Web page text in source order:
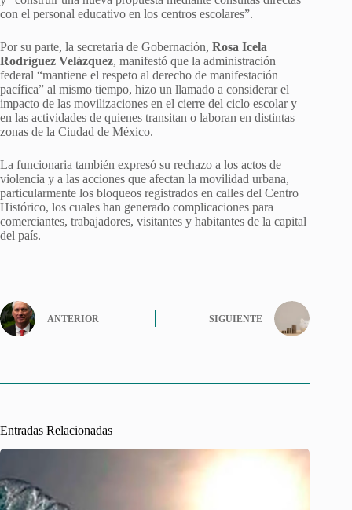
con el personal educativo en los centros escolares”.
Por su parte, la secretaria de Gobernación, Rosa Icela
Rodríguez Velázquez, manifestó que la administración
federal “mantiene el respeto al derecho de manifestación
pacífica” al mismo tiempo, hizo un llamado a considerar el
impacto de las movilizaciones en el cierre del ciclo escolar y
en las actividades de quienes transitan o laboran en distintas
zonas de la Ciudad de México.
La funcionaria también expresó su rechazo a los actos de
violencia y a las acciones que afectan la movilidad urbana,
particularmente los bloqueos registrados en calles del Centro
Histórico, los cuales han generado complicaciones para
comerciantes, trabajadores, visitantes y habitantes de la capital
del país.
ANTERIOR SIGUIENTE
Entradas Relacionadas